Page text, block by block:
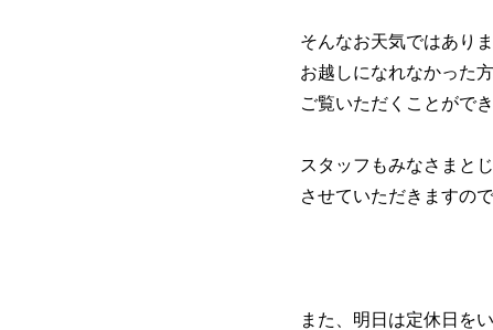
そんなお天気ではあり
お越しになれなかった
ご覧いただくことがで
スタッフもみなさまと
させていただきますの
また、明日は定休日を